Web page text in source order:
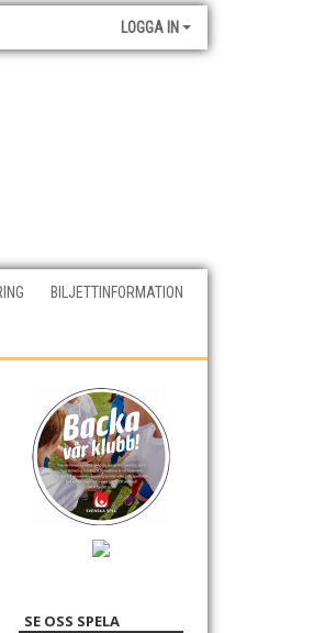
LOGGA IN
BILJETTINFORMATION
SE OSS SPELA